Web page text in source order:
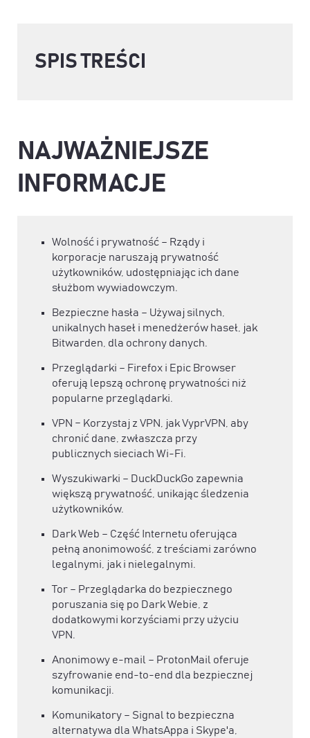
SPIS TREŚCI
NAJWAŻNIEJSZE
INFORMACJE
Wolność i prywatność – Rządy i
korporacje naruszają prywatność
użytkowników, udostępniając ich dane
służbom wywiadowczym.
Bezpieczne hasła – Używaj silnych,
unikalnych haseł i menedżerów haseł, jak
Bitwarden, dla ochrony danych.
Przeglądarki – Firefox i Epic Browser
oferują lepszą ochronę prywatności niż
popularne przeglądarki.
VPN – Korzystaj z VPN, jak VyprVPN, aby
chronić dane, zwłaszcza przy
publicznych sieciach Wi-Fi.
Wyszukiwarki – DuckDuckGo zapewnia
większą prywatność, unikając śledzenia
użytkowników.
Dark Web – Część Internetu oferująca
pełną anonimowość, z treściami zarówno
legalnymi, jak i nielegalnymi.
Tor – Przeglądarka do bezpiecznego
poruszania się po Dark Webie, z
dodatkowymi korzyściami przy użyciu
VPN.
Anonimowy e-mail – ProtonMail oferuje
szyfrowanie end-to-end dla bezpiecznej
komunikacji.
Komunikatory – Signal to bezpieczna
alternatywa dla WhatsAppa i Skype'a,